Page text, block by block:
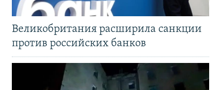
Великобритания расширила санкции
против российских банков